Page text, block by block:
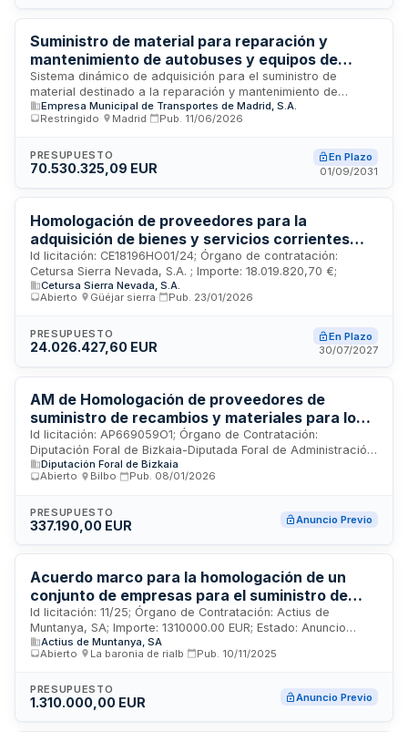
eficiente de la flota mediante un procedimiento de compra
dinámico que optimiza tiempos y costes de adquisición.
Suministro de material para reparación y
mantenimiento de autobuses y equipos de
taller - Empresa Municipal de Transportes de
Madrid
Sistema dinámico de adquisición para el suministro de
material destinado a la reparación y mantenimiento de
autobuses, vehículos auxiliares y equipos de taller de la
Empresa Municipal de Transportes de Madrid. La licitación
componentes de automoción, hierros y artículos de
ferretería, productos químicos, y vestuario con equipos de
restringido con tramitación ordinaria y presentación
electrónica, regido por el Real Decreto-ley 3/2020 y
normativa de contratos del sector público.
Empresa Municipal de Transportes de Madrid, S.A.
Restringido
Madrid Pub. 11/06/2026
PRESUPUESTO
70.530.325,09 EUR
En Plazo
01/09/2031
Homologación de proveedores para la
adquisición de bienes y servicios corrientes
disponibles en el mercado para Cetursa Sierra
Nevada SA
Id licitación: CE18196HO01/24; Órgano de contratación:
Cetursa Sierra Nevada, S.A. ; Importe: 18.019.820,70 €;
Cetursa Sierra Nevada, S.A.
Abierto
Güéjar sierra Pub. 23/01/2026
PRESUPUESTO
24.026.427,60 EUR
En Plazo
30/07/2027
AM de Homologación de proveedores de
suministro de recambios y materiales para los
vehículos
Id licitación: AP669059O1; Órgano de Contratación:
Diputación Foral de Bizkaia-Diputada Foral de Administración
Pública y Relaciones Institucionales ; Valor Estimado:
337190EUR; Estado: PRE
Diputación Foral de Bizkaia
Abierto
Bilbo Pub. 08/01/2026
PRESUPUESTO
337.190,00 EUR Anuncio Previo
Acuerdo marco para la homologación de un
conjunto de empresas para el suministro de
materiales para la explotación y el
mantenimiento de la estación de montaña de
Bohí Taüll, incluido su transporte hasta la
Id licitación: 11/25; Órgano de Contratación: Actius de
Muntanya, SA; Importe: 1310000.00 EUR; Estado: Anuncio
Previo
Actius de Muntanya, SA
Abierto
La baronia de rialb Pub. 10/11/2025
PRESUPUESTO
1.310.000,00 EUR Anuncio Previo